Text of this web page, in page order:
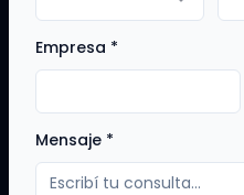
Empresa *
Mensaje *